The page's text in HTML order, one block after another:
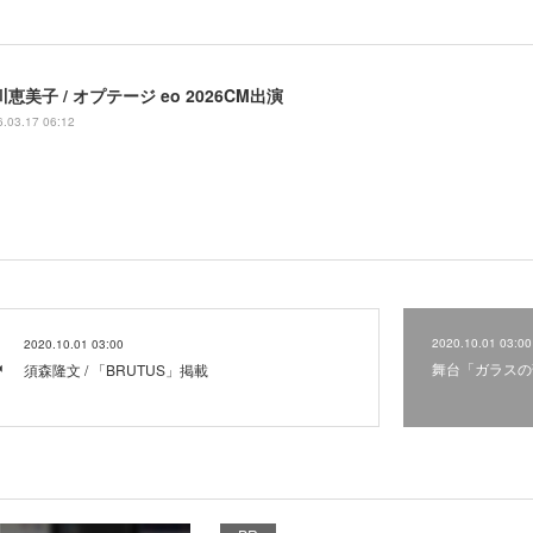
恵美子 / オプテージ eo 2026CM出演
06:12
2020.10.01 03:00
須森隆文 / 「BRUTUS」掲載
2020.10.01 03:00
舞台「ガラス